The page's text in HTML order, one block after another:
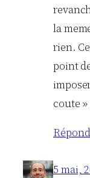
la
rien.
point
coute
5 mai,